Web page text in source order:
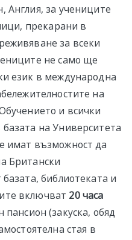
Англия, за учениците
прекарани в
за всеки
не само ще
език в международна
на
и всички
на Университета
имат възможност да
Британски
библиотеката и
включват 20 часа
(закуска, обяд
стая в